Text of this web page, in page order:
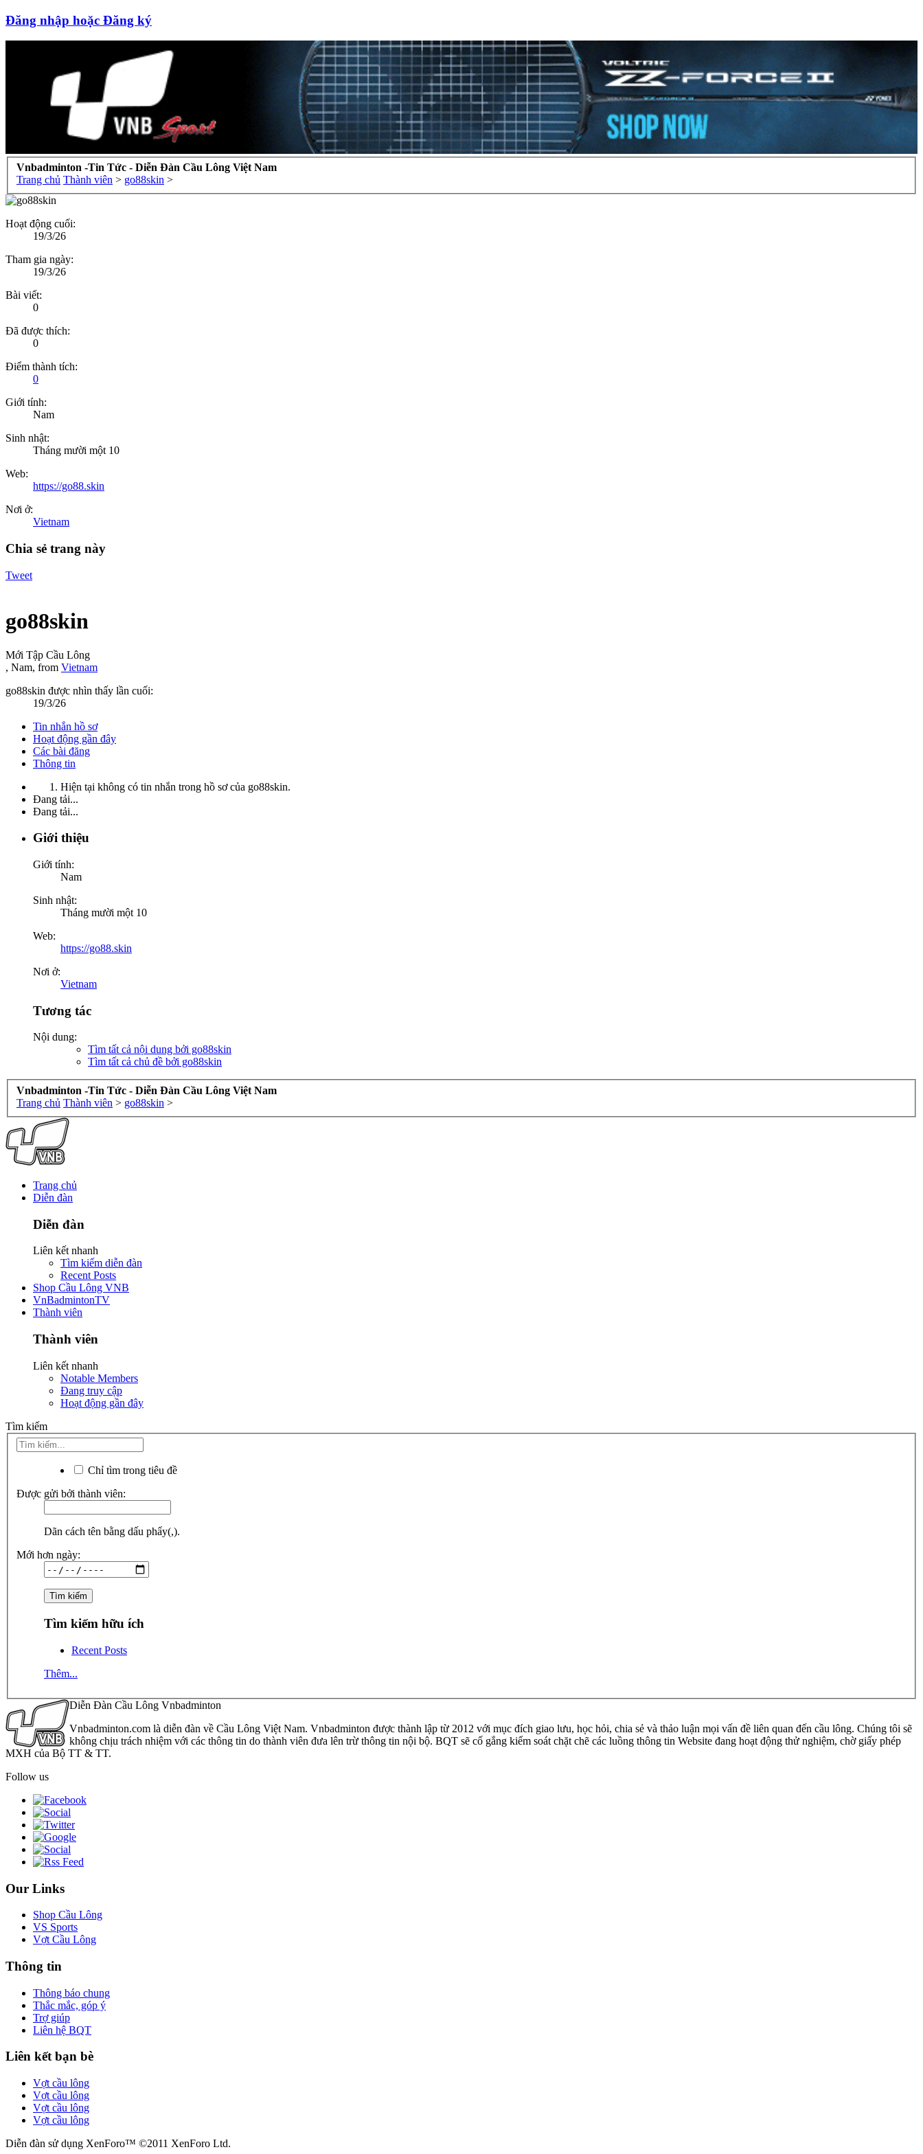
Đăng nhập hoặc Đăng ký
Vnbadminton -Tin Tức - Diễn Đàn Cầu Lông Việt Nam
Trang chủ Thành viên > go88skin >
Hoạt động cuối:
19/3/26
Tham gia ngày:
19/3/26
Bài viết:
0
Đã được thích:
0
Điểm thành tích:
0
Giới tính:
Nam
Sinh nhật:
Tháng mười một 10
Web:
https://go88.skin
Nơi ở:
Vietnam
Chia sẻ trang này
Tweet
go88skin
Mới Tập Cầu Lông
, Nam, from Vietnam
go88skin được nhìn thấy lần cuối:
19/3/26
Tin nhắn hồ sơ
Hoạt động gần đây
Các bài đăng
Thông tin
Hiện tại không có tin nhắn trong hồ sơ của go88skin.
Đang tải...
Đang tải...
Giới thiệu
Giới tính:
Nam
Sinh nhật:
Tháng mười một 10
Web:
https://go88.skin
Nơi ở:
Vietnam
Tương tác
Nội dung:
Tìm tất cả nội dung bởi go88skin
Tìm tất cả chủ đề bởi go88skin
Vnbadminton -Tin Tức - Diễn Đàn Cầu Lông Việt Nam
Trang chủ Thành viên > go88skin >
Trang chủ
Diễn đàn
Diễn đàn
Liên kết nhanh
Tìm kiếm diễn đàn
Recent Posts
Shop Cầu Lông VNB
VnBadmintonTV
Thành viên
Thành viên
Liên kết nhanh
Notable Members
Đang truy cập
Hoạt động gần đây
Tìm kiếm
Chỉ tìm trong tiêu đề
Được gửi bởi thành viên:
Dãn cách tên bằng dấu phẩy(,).
Mới hơn ngày:
Tìm kiếm hữu ích
Recent Posts
Thêm...
Diễn Đàn Cầu Lông Vnbadminton
Vnbadminton.com là diễn đàn về Cầu Lông Việt Nam. Vnbadminton được thành lập từ 2012 với mục đích giao lưu, học hỏi, chia sẻ và thảo luận mọi vấn đề liên quan đến cầu lông. Chúng tôi sẽ
không chịu trách nhiệm với các thông tin do thành viên đưa lên trừ thông tin nội bộ. BQT sẽ cố gắng kiểm soát chặt chẽ các luồng thông tin Website đang hoạt động thử nghiệm, chờ giấy phép
MXH của Bộ TT & TT.
Follow us
Our Links
Shop Cầu Lông
VS Sports
Vợt Cầu Lông
Thông tin
Thông báo chung
Thắc mắc, góp ý
Trợ giúp
Liên hệ BQT
Liên kết bạn bè
Vợt cầu lông
Vợt cầu lông
Vợt cầu lông
Vợt cầu lông
Diễn đàn sử dụng XenForo™ ©2011 XenForo Ltd.